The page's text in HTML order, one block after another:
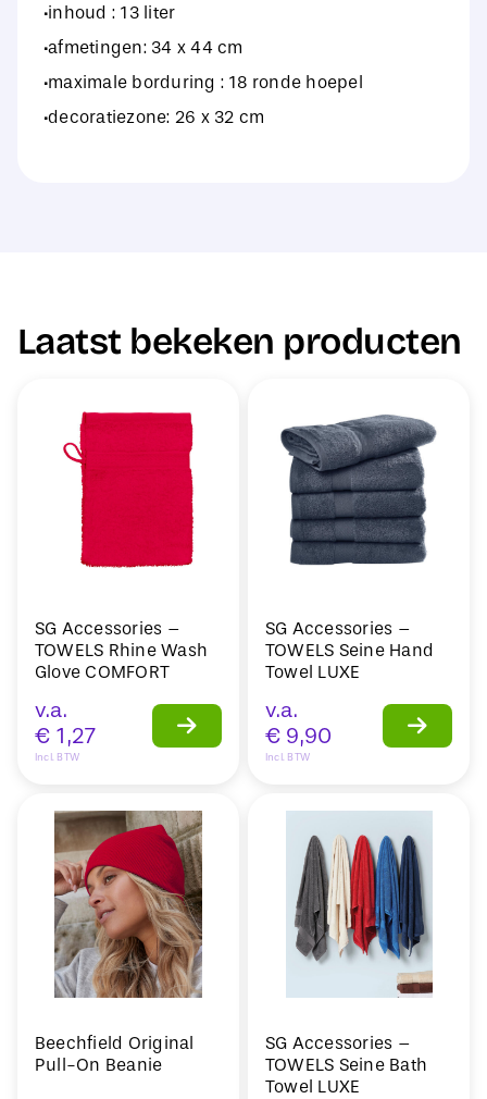
·inhoud : 13 liter
·afmetingen: 34 x 44 cm
·maximale borduring : 18 ronde hoepel
·decoratiezone: 26 x 32 cm
Laatst bekeken producten
SG Accessories –
TOWELS Rhine Wash
Glove COMFORT
v.a.
€ 1,27
Incl. BTW
SG Accessories –
TOWELS Seine Hand
Towel LUXE
v.a.
€ 9,90
Incl. BTW
Beechfield Original
Pull-On Beanie
SG Accessories –
TOWELS Seine Bath
Towel LUXE